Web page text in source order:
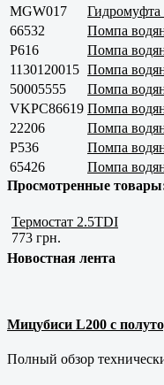
MGW017
Гидромуфта
66532
Помпа
P616
Помпа
1130120015 Помпа
50005555
Помпа
VKPC86619 Помпа
22206
Помпа
P536
Помпа
65426
Помпа
Просмотренные
Термостат 2.5TDI
773 грн.
Новостная лента
Мицубиси L200 с
Полный обзор